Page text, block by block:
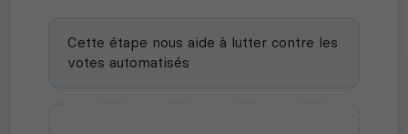
Cette étape nous aide à lutter contre les
votes automatisés